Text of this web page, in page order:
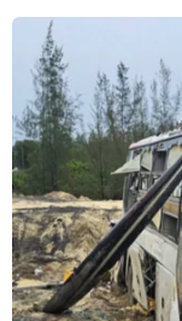
Lực lượng nổi
pháo vào các vị trí
Theo AFP,